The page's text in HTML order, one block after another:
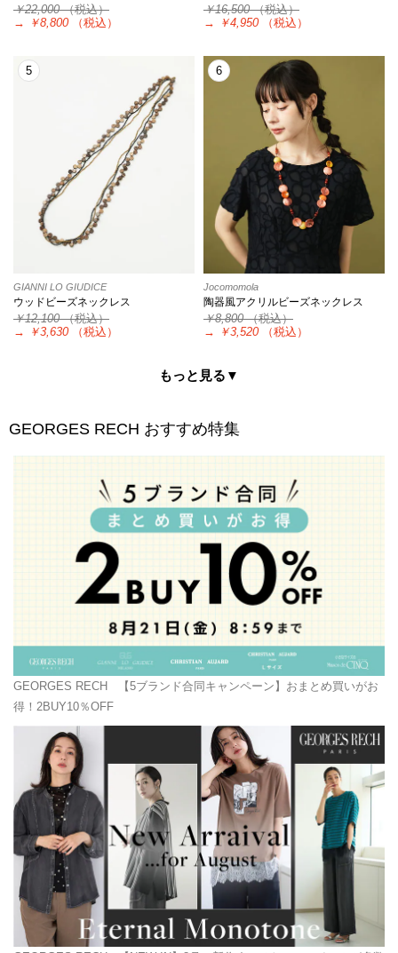
￥22,000（税込）
→
￥8,800 （税込）
￥16,500（税込）
→
￥4,950 （税込）
5
GIANNI LO GIUDICE
ウッドビーズネックレス
￥12,100（税込）
→
￥3,630 （税込）
6
Jocomomola
陶器風アクリルビーズネックレス
￥8,800（税込）
→
￥3,520 （税込）
もっと見る▼
GEORGES RECH おすすめ特集
GEORGES RECH
【5ブランド合同キャンペーン】おまとめ買いがお
得！2BUY10％OFF